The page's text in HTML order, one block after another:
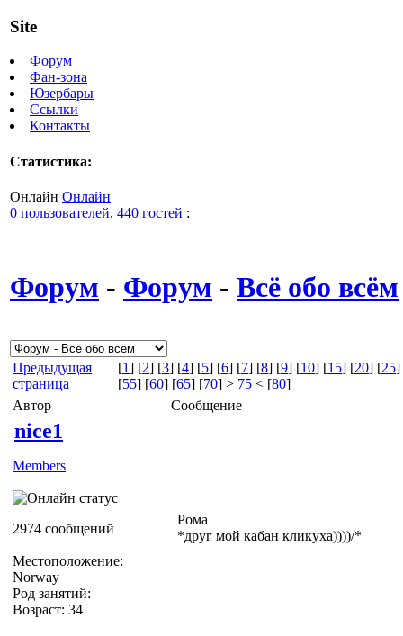
Site
Форум
Фан-зона
Юзербары
Ссылки
Контакты
Статистика:
Онлайн Онлайн
0 пользователей, 440 гостей :
Форум - Форум - Всё обо всём
Предыдущая
страница
[1] [2] [3] [4] [5] [6] [7] [8] [9] [10] [15] [20] [25]
[55] [60] [65] [70] > 75 < [80]
Автор
Сообщение
nice1
Members
2974 сообщений
Местоположение:
Norway
Род занятий:
Возраст: 34
Рома
*друг мой кабан кликуха))))/*